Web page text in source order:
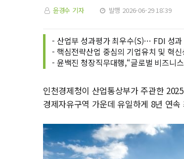
윤경수 기자 발행 2026-06-29 18:39
- 산업부 성과평가 최우수(S)… FDI 성과
- 핵심전략산업 중심의 기업유치 및 혁
- 윤백진 청장직무대행,“글로벌 비즈니
인천경제청이 산업통상부가 주관한
경제자유구역 가운데 유일하게 8년 연